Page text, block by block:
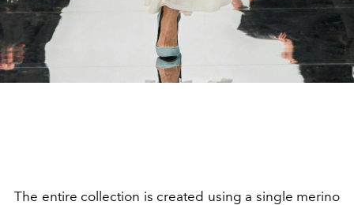
The entire collection is created using a single merino